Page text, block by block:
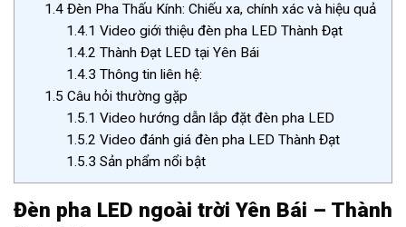
1.4 Đèn Pha Thấu Kính: Chiếu xa, chính xác và hiệu quả
1.4.1 Video giới thiệu đèn pha LED Thành Đạt
1.4.2 Thành Đạt LED tại Yên Bái
1.4.3 Thông tin liên hệ:
1.5 Câu hỏi thường gặp
1.5.1 Video hướng dẫn lắp đặt đèn pha LED
1.5.2 Video đánh giá đèn pha LED Thành Đạt
1.5.3 Sản phẩm nổi bật
Đèn pha LED ngoài trời Yên Bái – Thành